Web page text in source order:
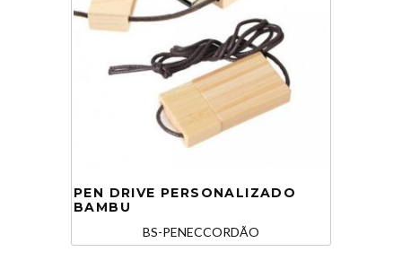
PEN DRIVE PERSONALIZADO
BAMBU
BS-PENECCORDÃO